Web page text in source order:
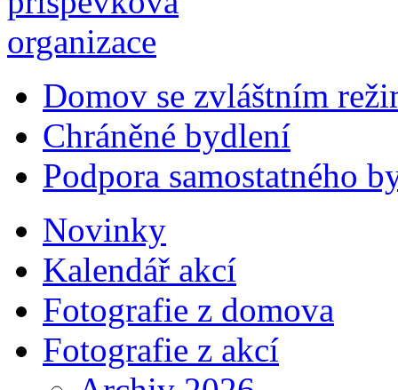
Domov se zvláštním
Chráněné bydlení
Podpora samostatného
Novinky
Kalendář akcí
Fotografie z domova
Fotografie z akcí